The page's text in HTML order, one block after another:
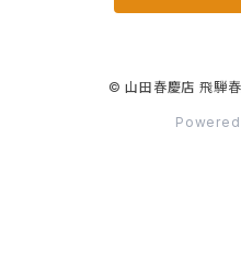
© 山田春慶店 飛騨春